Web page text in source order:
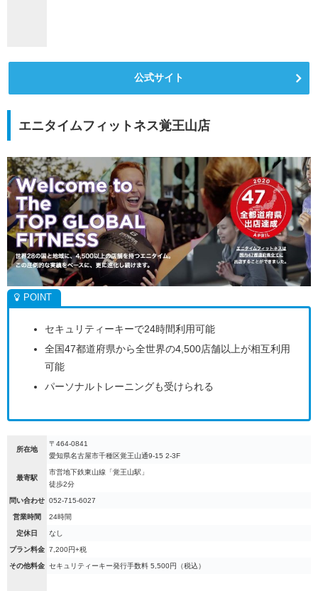
公式サイト
エニタイムフィットネス覚王山店
セキュリティーキーで24時間利用可能
全国47都道府県から全世界の4,500店舗以上が相互利用
可能
パーソナルトレーニングも受けられる
所在地
〒464-0841
愛知県名古屋市千種区覚王山通9-15 2-3F
最寄駅
市営地下鉄東山線「覚王山駅」
徒歩2分
問い合わせ 052-715-6027
営業時間 24時間
定休日 なし
プラン料金 7,200円+税
その他料金 セキュリティーキー発行手数料 5,500円（税込）